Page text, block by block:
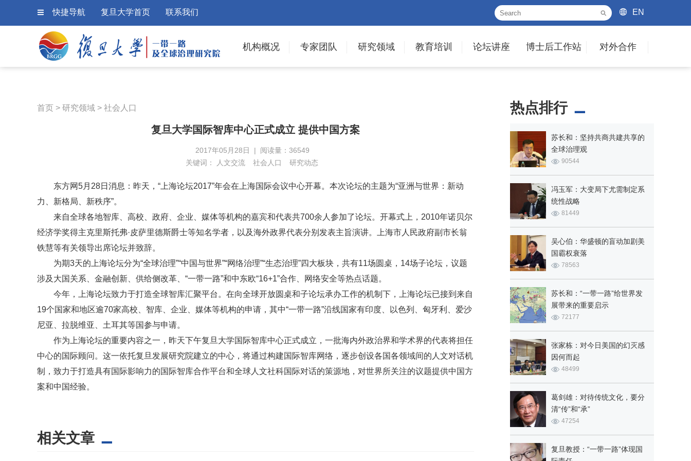
快捷导航 复旦大学首页 联系我们 EN
机构概况 专家团队 研究领域 教育培训 论坛讲座 博士后工作站 对外合作
首页 > 研究领域 > 社会人口
复旦大学国际智库中心正式成立 提供中国方案
2017年05月28日 | 阅读量：36549
关键词：
人文交流 社会人口 研究动态
东方网5月28日消息：昨天，“上海论坛2017”年会在上海国际会议中心开幕。本次论坛的主题为“亚洲与世界：新动
力、新格局、新秩序”。
来自全球各地智库、高校、政府、企业、媒体等机构的嘉宾和代表共700余人参加了论坛。开幕式上，2010年诺贝尔
经济学奖得主克里斯托弗·皮萨里德斯爵士等知名学者，以及海外政界代表分别发表主旨演讲。上海市人民政府副市长翁
铁慧等有关领导出席论坛并致辞。
为期3天的上海论坛分为“全球治理”“中国与世界”“网络治理”“生态治理”四大板块，共有11场圆桌，14场子论坛，议题
涉及大国关系、金融创新、供给侧改革、“一带一路”和中东欧“16+1”合作、网络安全等热点话题。
今年，上海论坛致力于打造全球智库汇聚平台。在向全球开放圆桌和子论坛承办工作的机制下，上海论坛已接到来自
19个国家和地区逾70家高校、智库、企业、媒体等机构的申请，其中“一带一路”沿线国家有印度、以色列、匈牙利、爱沙
尼亚、拉脱维亚、土耳其等国参与申请。
作为上海论坛的重要内容之一，昨天下午复旦大学国际智库中心正式成立，一批海内外政治界和学术界的代表将担任
中心的国际顾问。这一依托复旦发展研究院建立的中心，将通过构建国际智库网络，逐步创设各国各领域间的人文对话机
制，致力于打造具有国际影响力的国际智库合作平台和全球人文社科国际对话的策源地，对世界所关注的议题提供中国方
案和中国经验。
相关文章
热点排行
苏长和：坚持共商共建共享的
全球治理观
90544
冯玉军：大变局下尤需制定系
统性战略
81449
吴心伯：华盛顿的盲动加剧美
国霸权衰落
78563
苏长和：“一带一路”给世界发
展带来的重要启示
72177
张家栋：对今日美国的幻灭感
因何而起
48499
葛剑雄：对待传统文化，要分
清“传”和“承”
47254
复旦教授：“一带一路”体现国